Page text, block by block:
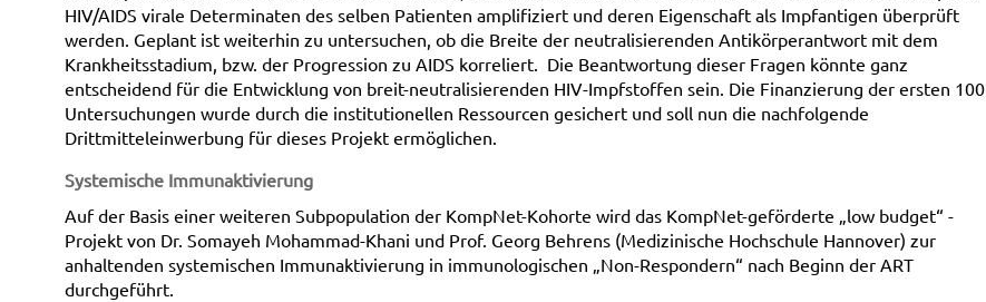
HIV/AIDS virale Determinaten des selben Patienten amplifiziert und deren Eigenschaft als Impfantigen überprüft
werden. Geplant ist weiterhin zu untersuchen, ob die Breite der neutralisierenden Antikörperantwort mit dem
Krankheitsstadium, bzw. der Progression zu AIDS korreliert. Die Beantwortung dieser Fragen könnte ganz
entscheidend für die Entwicklung von breit-neutralisierenden HIV-Impfstoffen sein. Die Finanzierung der ersten 100
Untersuchungen wurde durch die institutionellen Ressourcen gesichert und soll nun die nachfolgende
Drittmitteleinwerbung für dieses Projekt ermöglichen.
Systemische Immunaktivierung
Auf der Basis einer weiteren Subpopulation der KompNet-Kohorte wird das KompNet-geförderte „low budget“ -
Projekt von Dr. Somayeh Mohammad-Khani und Prof. Georg Behrens (Medizinische Hochschule Hannover) zur
anhaltenden systemischen Immunaktivierung in immunologischen „Non-Respondern“ nach Beginn der ART
durchgeführt.